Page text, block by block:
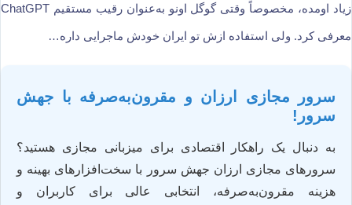
زیاد اومده، مخصوصاً وقتی گوگل اونو به‌عنوان رقیب مستقیم ChatGPT
معرفی کرد. ولی استفاده ازش تو ایران خودش ماجرایی داره…
سرور مجازی ارزان و مقرون‌به‌صرفه با جهش
سرور!
به دنبال یک راهکار اقتصادی برای میزبانی مجازی هستید؟
سرورهای مجازی ارزان جهش سرور با سخت‌افزارهای بهینه و
هزینه مقرون‌به‌صرفه، انتخابی عالی برای کاربران و